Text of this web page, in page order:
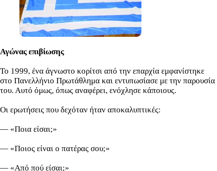
Αγώνας επιβίωσης
Το 1999, ένα άγνωστο κορίτσι από την επαρχία εμφανίστηκε
στο Πανελλήνιο Πρωτάθλημα και εντυπωσίασε με την παρουσία
του. Αυτό όμως, όπως αναφέρει, ενόχλησε κάποιους.
Οι ερωτήσεις που δεχόταν ήταν αποκαλυπτικές:
— «Ποια είσαι;»
— «Ποιος είναι ο πατέρας σου;»
— «Από πού είσαι;»